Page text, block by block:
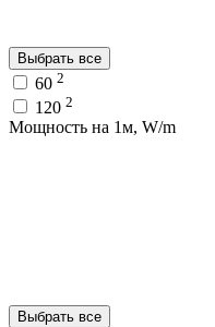
Выбрать все
60 2
120 2
Мощность на 1м, W/m
Выбрать все